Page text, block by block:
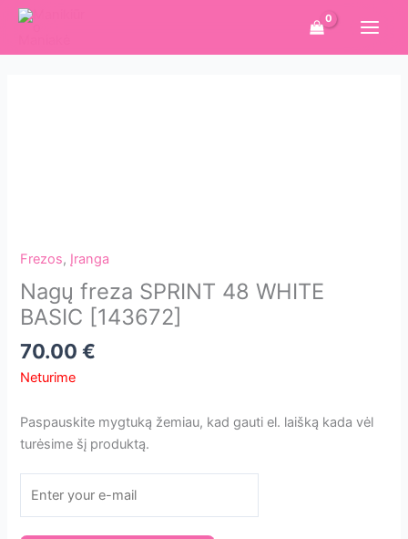
Pereiti
turinio
Frezos, Įranga
Nagų freza SPRINT 48 WHITE
BASIC [143672]
70.00€
Neturime
Paspauskite mygtuką žemiau, kad gauti el. laišką kada vėl
turėsime šį produktą.